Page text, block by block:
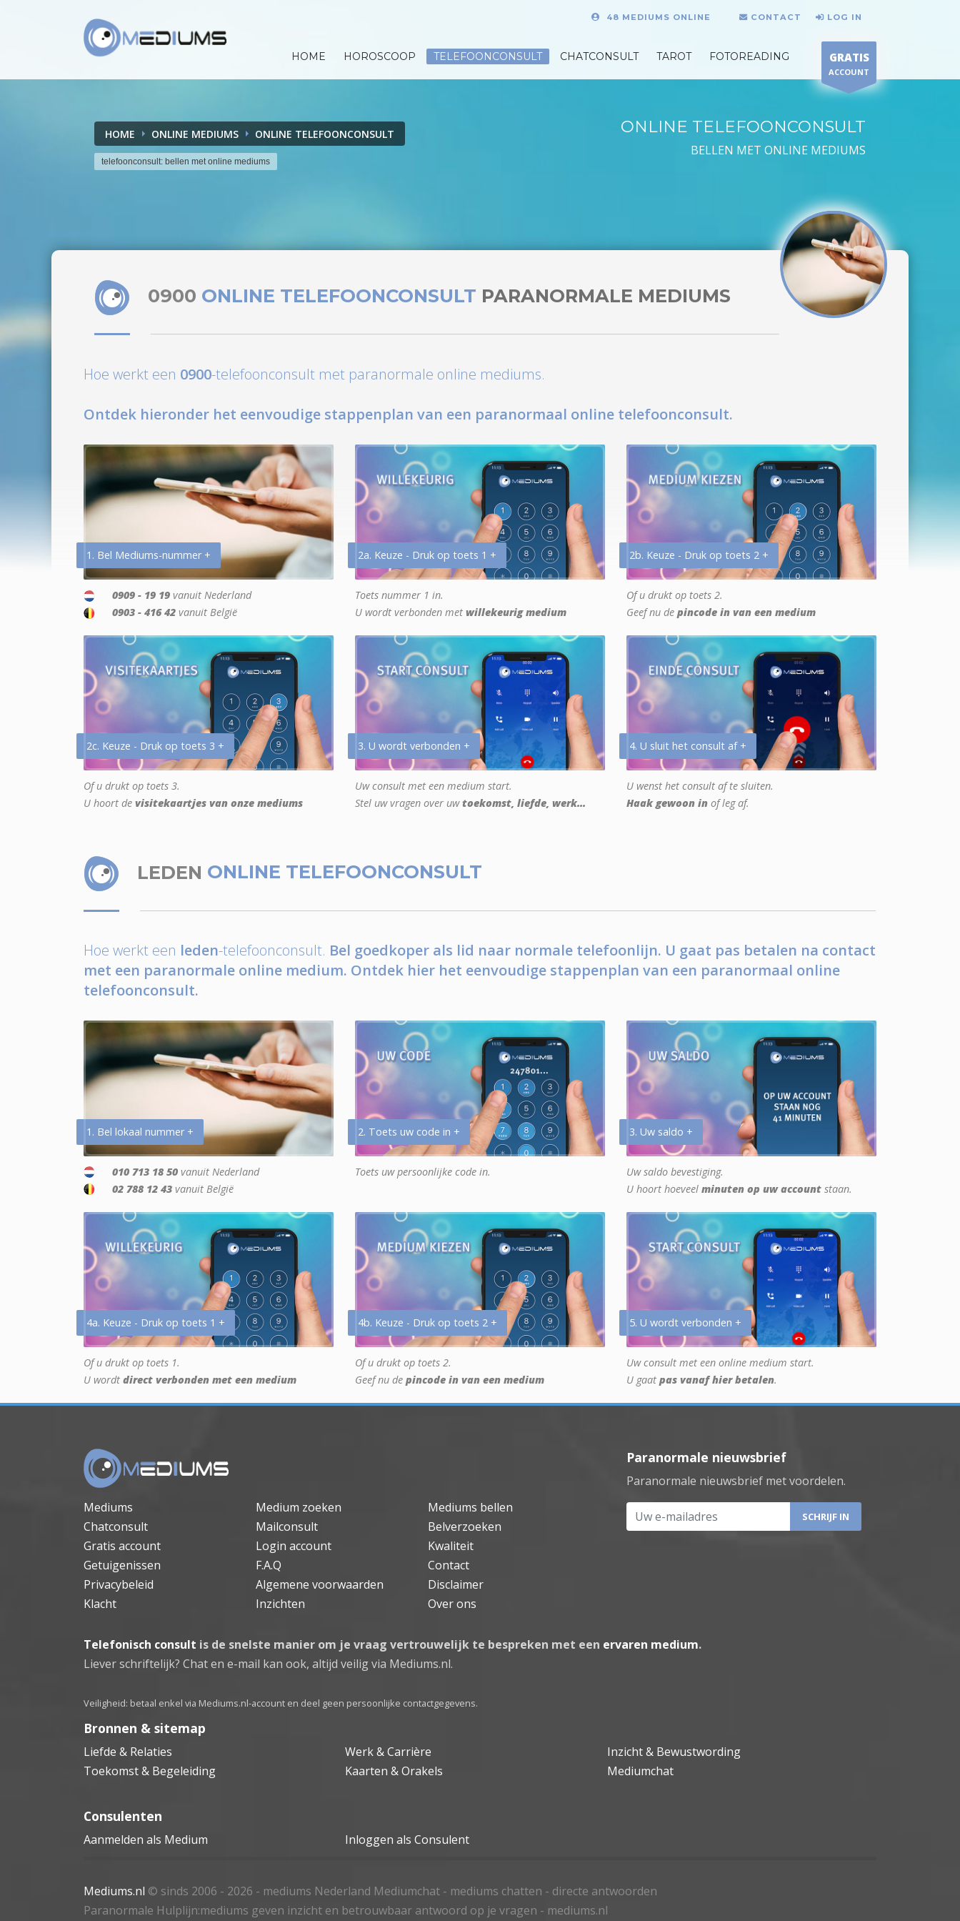
48 MEDIUMS ONLINE CONTACT LOG IN
HOME HOROSCOOP TELEFOONCONSULT CHATCONSULT TAROT FOTOREADING GRATIS
ACCOUNT
HOME ONLINE MEDIUMS ONLINE TELEFOONCONSULT
telefoonconsult: bellen met online mediums
ONLINE TELEFOONCONSULT
BELLEN MET ONLINE MEDIUMS
0900 ONLINE TELEFOONCONSULT PARANORMALE MEDIUMS
Hoe werkt een 0900-telefoonconsult met paranormale online mediums.
Ontdek hieronder het eenvoudige stappenplan van een paranormaal online telefoonconsult.
1. Bel Mediums-nummer +
0909 - 19 19 vanuit Nederland
0903 - 416 42 vanuit België
2a. Keuze - Druk op toets 1 +
Toets nummer 1 in.
U wordt verbonden met willekeurig medium
2b. Keuze - Druk op toets 2 +
Of u drukt op toets 2.
Geef nu de pincode in van een medium
2c. Keuze - Druk op toets 3 +
Of u drukt op toets 3.
U hoort de visitekaartjes van onze mediums
3. U wordt verbonden +
Uw consult met een medium start.
Stel uw vragen over uwtoekomst, liefde, werk...
4. U sluit het consult af +
U wenst het consult af te sluiten.
Haak gewoon in of leg af.
LEDEN ONLINE TELEFOONCONSULT
Hoe werkt een leden-telefoonconsult. Bel goedkoper als lid naar normale telefoonlijn. U gaat pas betalen na contact
met een paranormale online medium. Ontdek hier het eenvoudige stappenplan van een paranormaal online
telefoonconsult.
1. Bel lokaal nummer +
010 713 18 50 vanuit Nederland
02 788 12 43 vanuit België
2. Toets uw code in +
Toets uw persoonlijke code in.
3. Uw saldo +
Uw saldo bevestiging.
U hoort hoeveel minuten op uw account staan.
4a. Keuze - Druk op toets 1 +
Of u drukt op toets 1.
U wordt direct verbonden met een medium
4b. Keuze - Druk op toets 2 +
Of u drukt op toets 2.
Geef nu de pincode in van een medium
5. U wordt verbonden +
Uw consult met een online medium start.
U gaat pas vanaf hier betalen.
Mediums Medium zoeken
Mediums bellen
Chatconsult
Mailconsult
Belverzoeken
Gratis account
Login account
Kwaliteit
Getuigenissen
F.A.Q
Contact
Privacybeleid
Algemene voorwaarden
Disclaimer
Klacht
Inzichten Over ons
Paranormale nieuwsbrief
Paranormale nieuwsbrief met voordelen.
Uw e-mailadres
Telefonisch consult is de snelste manier om je vraag vertrouwelijk te bespreken met een ervaren medium.
Liever schriftelijk? Chat en e-mail kan ook, altijd veilig via Mediums.nl.
Veiligheid: betaal enkel via Mediums.nl-account en deel geen persoonlijke contactgegevens.
Bronnen & sitemap
Liefde & Relaties Werk & Carrière
Inzicht & Bewustwording
Toekomst & Begeleiding
Kaarten & Orakels Mediumchat
Consulenten
Aanmelden als Medium Inloggen als Consulent
Mediums.nl © sinds 2006 - 2026 - mediums Nederland Mediumchat - mediums chatten - directe antwoorden
Paranormale Hulplijn:mediums geven inzicht en betrouwbaar antwoord op je vragen - mediums.nl